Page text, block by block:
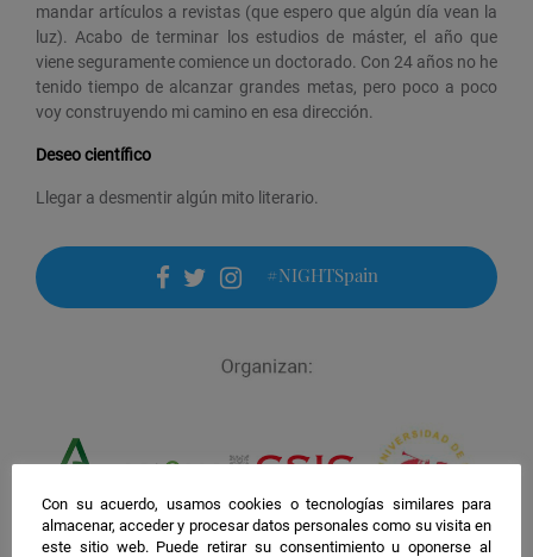
mandar artículos a revistas (que espero que algún día vean la
luz). Acabo de terminar los estudios de máster, el año que
viene seguramente comience un doctorado. Con 24 años no he
tenido tiempo de alcanzar grandes metas, pero poco a poco
voy construyendo mi camino en esa dirección.
Deseo científico
Llegar a desmentir algún mito literario.
facebook
twitter
instagram
#NIGHTSpain
Con su acuerdo, usamos cookies o tecnologías similares para
almacenar, acceder y procesar datos personales como su visita en
este sitio web. Puede retirar su consentimiento u oponerse al